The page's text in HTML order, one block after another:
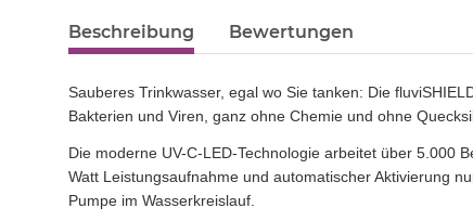
Beschreibung Bewertungen
Sauberes Trinkwasser, egal wo Sie tanken: Die
Bakterien und Viren, ganz ohne Chemie und ohne
Die moderne UV-C-LED-Technologie arbeitet über 5.000
Watt Leistungsaufnahme und automatischer Aktivierung
Pumpe im Wasserkreislauf.